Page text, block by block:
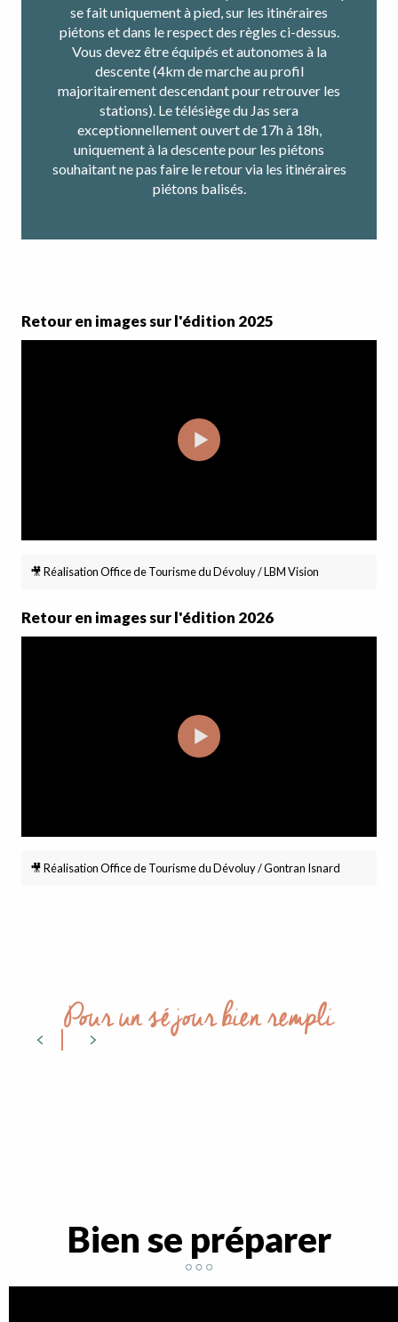
se fait uniquement à pied, sur les itinéraires
piétons et dans le respect des règles ci-dessus.
Vous devez être équipés et autonomes à la
descente (4km de marche au profil
majoritairement descendant pour retrouver les
stations). Le télésiège du Jas sera
exceptionnellement ouvert de 17h à 18h,
uniquement à la descente pour les piétons
souhaitant ne pas faire le retour via les itinéraires
piétons balisés.
Retour en images sur l'édition 2025
🎥 Réalisation Office de Tourisme du Dévoluy / LBM Vision
Retour en images sur l'édition 2026
🎥 Réalisation Office de Tourisme du Dévoluy / Gontran Isnard
Pour un séjour bien rempli
Bien se préparer